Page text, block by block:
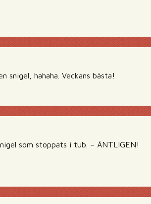
snigel, hahaha. Veckans bästa!
som stoppats i tub. – ÄNTLIGEN!